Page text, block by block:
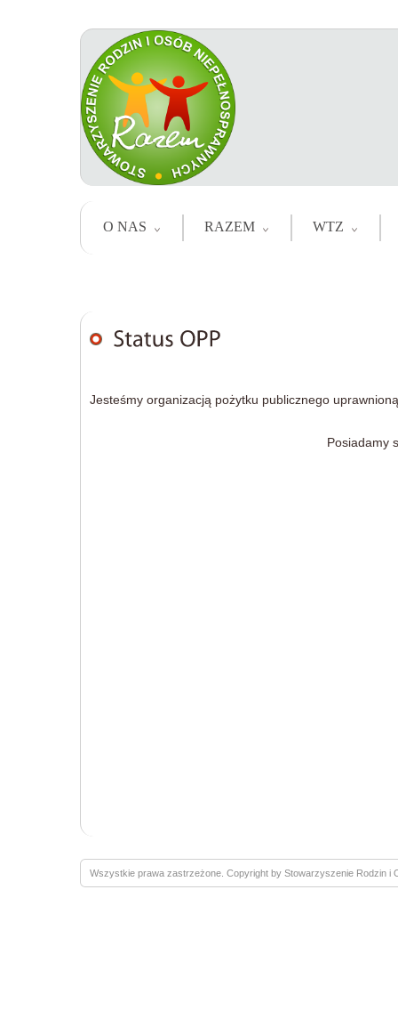
O NAS RAZEM WTZ
Jesteśmy organizacją pożytku publicznego
Posiadamy
Wszystkie prawa zastrzeżone. Copyright by Stowarzyszenie Rodzin i